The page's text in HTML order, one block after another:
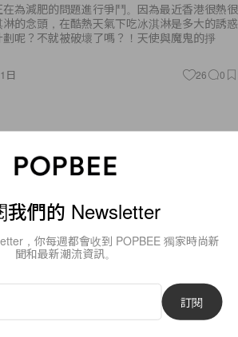
為減肥的問題進行爭鬥。因為最近香港很熱很
的念頭，在酷熱天氣下吃冰淇淋是多大的誘惑
呢？不就被破壞了嗎？！天使與魔鬼的掙
日 26 0
我們的 Newsletter
，你每週都會收到 POPBEE 獨家時尚新
聞和最新潮流資訊。
訂閱